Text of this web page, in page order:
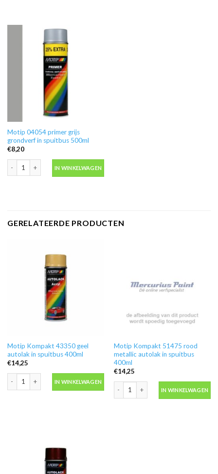
Motip 04054 primer grijs
grondverf in spuitbus 500ml
€8,20
Motip 04054 primer grijs grondverf in spuitbus 500ml aantal
IN WINKELWAGEN
GERELATEERDE PRODUCTEN
Motip Kompakt 43350 geel
autolak in spuitbus 400ml
€14,25
Motip Kompakt 43350 geel autolak in spuitbus 400ml aantal
IN WINKELWAGEN
Motip Kompakt 51475 rood
metallic autolak in spuitbus
400ml
€14,25
Motip Kompakt 51475 rood metallic
IN WINKELWAGEN